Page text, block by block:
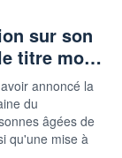
2,25
sur son
titre mo…
annoncé la
du
âgées de
qu'une mise à